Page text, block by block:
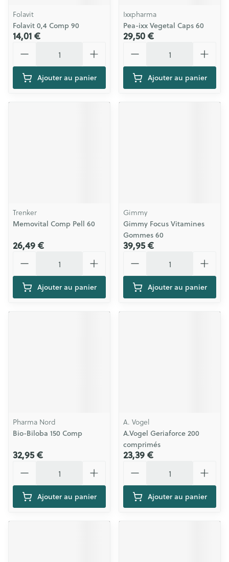
Folavit
Folavit 0,4 Comp 90
14,01 €
Ajouter au panier
Ixxpharma
Pea-ixx Vegetal Caps 60
29,50 €
Ajouter au panier
Trenker
Memovital Comp Pell 60
26,49 €
Ajouter au panier
Gimmy
Gimmy Focus Vitamines
Gommes 60
39,95 €
Ajouter au panier
Pharma Nord
Bio-Biloba 150 Comp
32,95 €
Ajouter au panier
A. Vogel
A.Vogel Geriaforce 200
comprimés
23,39 €
Ajouter au panier